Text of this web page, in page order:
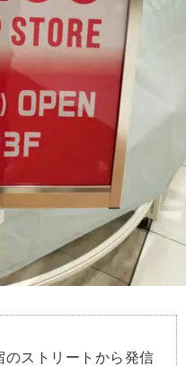
のストリートから発信